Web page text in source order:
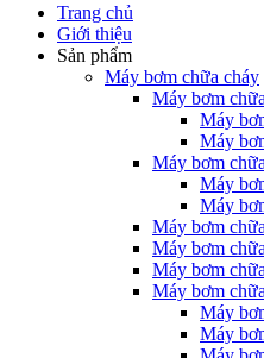
Trang chủ
Giới thiệu
Sản phẩm
Máy bơm chữa cháy
Máy bơm
Máy
Máy
Máy bơm
Máy
Máy
Máy bơm
Máy bơm
Máy bơm
Máy bơm
Máy
Máy